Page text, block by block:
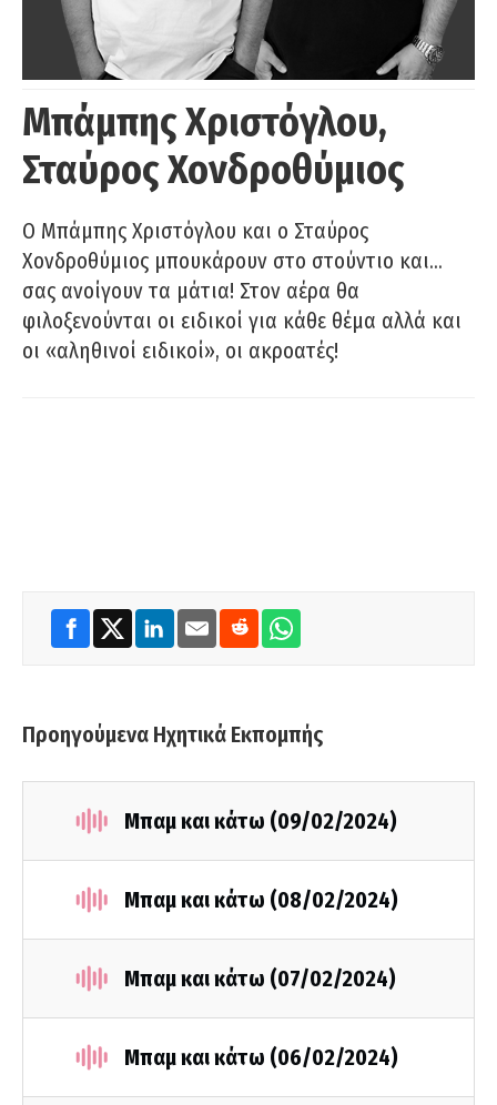
Μπάμπης Χριστόγλου,
Σταύρος Χονδροθύμιος
O Μπάμπης Χριστόγλου και ο Σταύρος
Χονδροθύμιος μπουκάρουν στο στούντιο και…
σας ανοίγουν τα μάτια! Στον αέρα θα
φιλοξενούνται οι ειδικοί για κάθε θέμα αλλά και
οι «αληθινοί ειδικοί», οι ακροατές!
Προηγούμενα Ηχητικά Εκπομπής
Μπαμ και κάτω (09/02/2024)
Μπαμ και κάτω (08/02/2024)
Μπαμ και κάτω (07/02/2024)
Μπαμ και κάτω (06/02/2024)